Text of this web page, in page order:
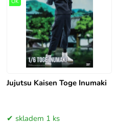
Jujutsu Kaisen Toge Inumaki
skladem 1 ks